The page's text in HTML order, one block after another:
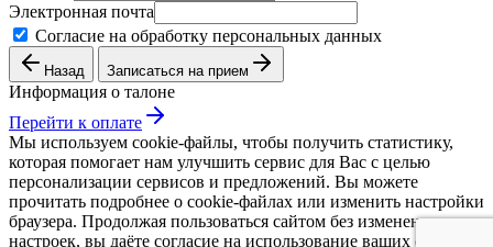
Электронная почта
Согласие на обработку персональных данных
Назад Записаться на прием
Информация о талоне
Перейти к оплате
Мы используем cookie-файлы, чтобы получить статистику,
которая помогает нам улучшить сервис для Вас с целью
персонализации сервисов и предложений. Вы можете
прочитать подробнее о cookie-файлах или изменить настройки
браузера. Продолжая пользоваться сайтом без изменения
настроек, вы даёте согласие на использование ваших cookie-